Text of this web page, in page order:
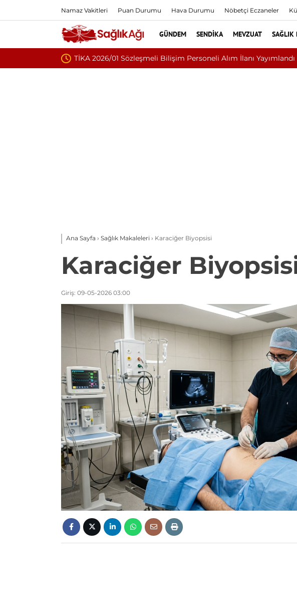
Namaz Vakitleri Puan Durumu Hava Durumu Nöbetçi Eczaneler
GÜNDEM SENDIKA MEVZUAT SAĞLIK
Nükleoplasti mi, Ameliyat mı? Bel ve
Ana Sayfa › Sağlık Makaleleri › Karaciğer Biyopsisi
Karaciğer
Giriş: 09-05-2026 03:00